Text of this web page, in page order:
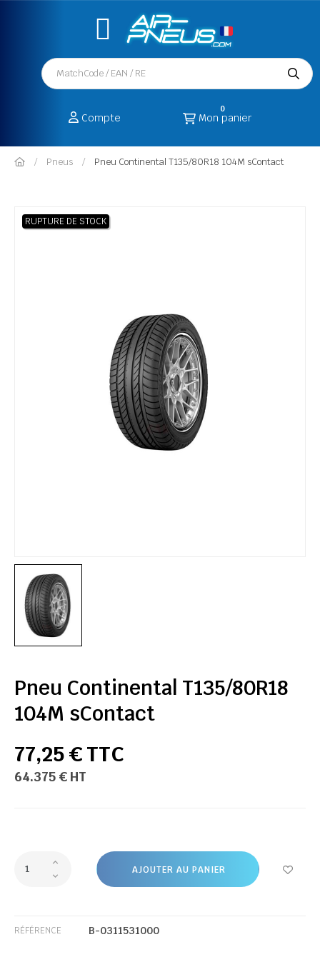
Compte Mon panier
0
Pneus Pneu Continental T135/80R18 104M sContact
RUPTURE DE STOCK
Pneu Continental T135/80R18
104M sContact
77,25 € TTC
64.375 € HT
AJOUTER AU PANIER
RÉFÉRENCE B-0311531000